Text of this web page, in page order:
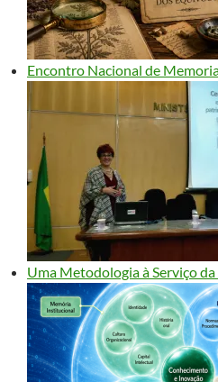
Encontro Nacional de
Uma Metodologia à Serviço